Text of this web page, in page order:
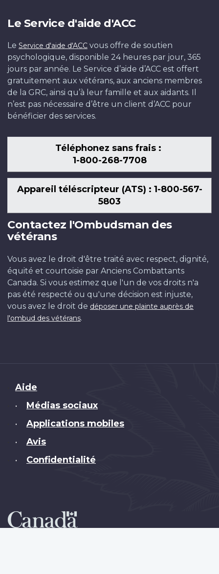
Le Service d'aide d'ACC
Le Service d'aide d'ACC vous offre de soutien
psychologique, disponible 24 heures par jour, 365
jours par année. Le Service d’aide d’ACC est offert
gratuitement aux vétérans, aux anciens membres
de la GRC, ainsi qu’à leur famille et aux aidants. Il
n’est pas nécessaire d’être un client d’ACC pour
bénéficier des services.
Téléphonez sans frais :
1-800-268-7708
Appareil téléscripteur (ATS) : 1-800-567-
5803
Contactez l'Ombudsman des
vétérans
Vous avez le droit d'être traité avec respect, dignité,
équité et courtoisie par Anciens Combattants
Canada. Si vous estimez que l'un de vos droits n'a
pas été respecté ou qu'une décision est injuste,
vous avez le droit de déposer une plainte auprès de
l'ombud des vétérans.
Brand
Aide
• Médias sociaux
• Applications mobiles
• Avis
• Confidentialité